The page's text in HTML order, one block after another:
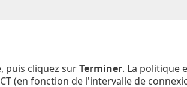
puis cliquez surTerminer. La politique
(en fonction de l'intervalle de